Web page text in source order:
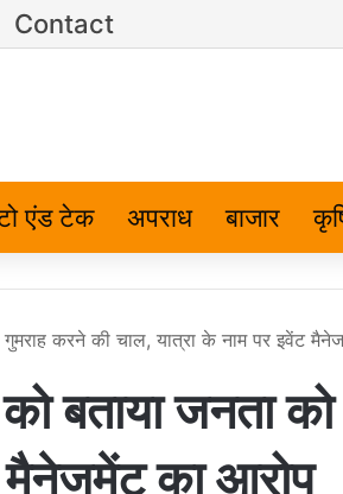
Contact
एंड टेक अपराध बाजार
करने की चाल, यात्रा के नाम पर इवेंट
बताया जनता
मैनेजमेंट का आरोप